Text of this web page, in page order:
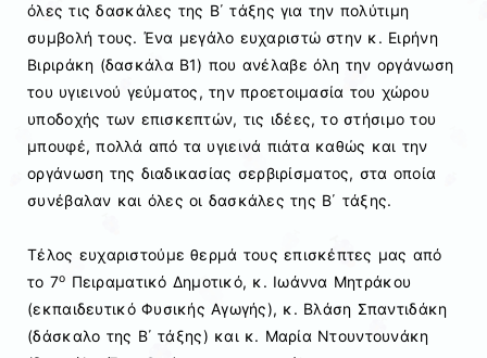
όλες τις δασκάλες της Β΄ τάξης για την πολύτιμη
συμβολή τους. Ένα μεγάλο ευχαριστώ στην κ. Ειρήνη
Βιριράκη (δασκάλα Β1) που ανέλαβε όλη την οργάνωση
του υγιεινού γεύματος, την προετοιμασία του χώρου
υποδοχής των επισκεπτών, τις ιδέες, το στήσιμο του
μπουφέ, πολλά από τα υγιεινά πιάτα καθώς και την
οργάνωση της διαδικασίας σερβιρίσματος, στα οποία
συνέβαλαν και όλες οι δασκάλες της Β΄ τάξης.
Τέλος ευχαριστούμε θερμά τους επισκέπτες μας από
το 7ο Πειραματικό Δημοτικό, κ. Ιωάννα Μητράκου
(εκπαιδευτικό Φυσικής Αγωγής), κ. Βλάση Σπαντιδάκη
(δάσκαλο της Β΄ τάξης) και κ. Μαρία Ντουντουνάκη